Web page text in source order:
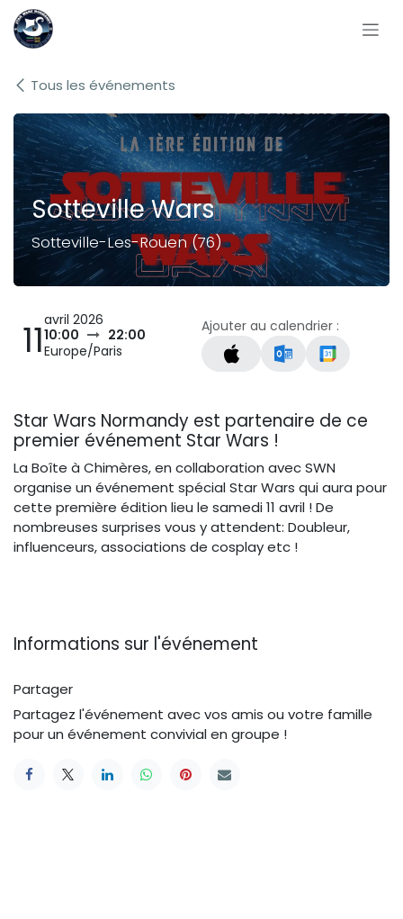
Se rendre au contenu
Tous les événements
Sotteville Wars
Sotteville-Les-Rouen (76)
11avril 2026
10:00
22:00
Europe/Paris
Ajouter au calendrier :
Star Wars Normandy est partenaire de ce
premier événement Star Wars !
La Boîte à Chimères, en collaboration avec SWN
organise un événement spécial Star Wars qui aura pour
cette première édition lieu le samedi 11 avril ! De
nombreuses surprises vous y attendent: Doubleur,
influenceurs, associations de cosplay etc !
Informations sur l'événement
Partager
Partagez l'événement avec vos amis ou votre famille
pour un événement convivial en groupe !